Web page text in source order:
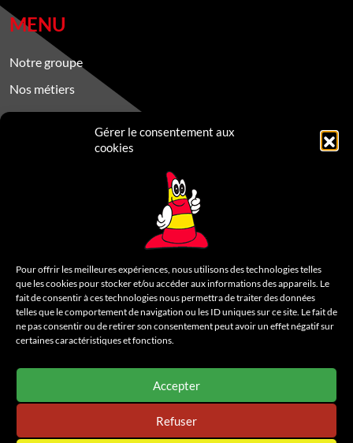
Gérer le consentement aux
cookies
Pour offrir les meilleures expériences, nous utilisons des technologies telles
que les cookies pour stocker et/ou accéder aux informations des appareils. Le
fait de consentir à ces technologies nous permettra de traiter des données
telles que le comportement de navigation ou les ID uniques sur ce site. Le fait de
ne pas consentir ou de retirer son consentement peut avoir un effet négatif sur
certaines caractéristiques et fonctions.
Accepter
Refuser
MENU
Notre groupe
Nos métiers
Nos engagements RSE
Mentions légales
Politique de confidentialité
Cookies
Un siteWazacom